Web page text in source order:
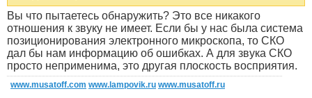
Вы что пытаетесь обнаружить? Это все никакого
отношения к звуку не имеет. Если бы у нас была система
позиционирования электронного микроскопа, то СКО
дал бы нам информацию об ошибках. А для звука СКО
просто неприменима, это другая плоскость восприятия.
www.musatoff.com www.lampovik.ru www.musatoff.ru